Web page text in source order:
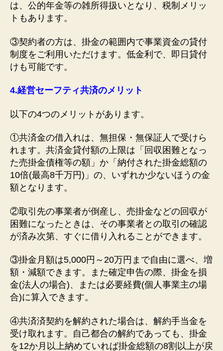
は、公的年金等の雑所得扱いとなり、税制メリッ
トもあります。
③契約者の方は、掛金の範囲内で事業資金の貸付
制度をご利用いただけます。低金利で、即日貸付
けも可能です。
4.経営セーフティ共済のメリット
以下の4つのメリットがあります。
①共済金の借入れは、無担保・無保証人で受けら
れます。共済金貸付額の上限は「回収困難となっ
た売掛金債権等の額」か「納付された掛金総額の
10倍(最高8千万円)」の、いずれか少ないほうの金
額となります。
②取引先の事業者が倒産し、売掛金などの回収が
困難になったときは、その事業者との取引の確認
が済み次第、すぐに借り入れることができます。
③掛金月額は5,000円～20万円まで自由に選べ、増
額・減額できます。また確定申告の際、掛金を損
金(法人の場合)、または必要経費(個人事業主の場
合)に算入できます。
④共済済契約を解約された場合は、解約手当金を
受け取れます。自己都合の解約であっても、掛金
を12か月以上納めていれば掛金総額の8割以上が戻